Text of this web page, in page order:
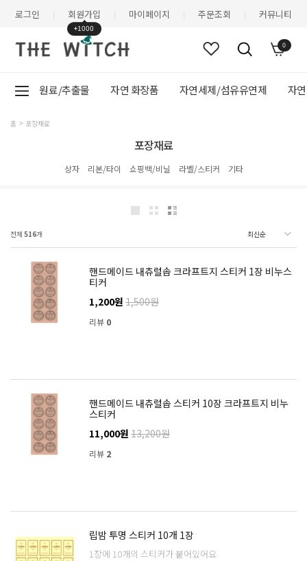
로그인 회원가입
+1000
마이페이지 주문조회 커뮤니티
0
원료/추출물 자연 화장품 자연세제/섬유유연제 자
홈 포장재료
포장재료
상자 리본/타이 쇼핑백/비닐 라벨/스티커 기타
전체 516개
핸드메이드 내츄럴솝 크라프트지 스티커 1장 비누스
티커
1,200원 1,500원
리뷰 0
핸드메이드 내츄럴솝 스티커 10장 크라프트지 비누
스티커
11,000원 13,200원
리뷰 2
립밤 투명 스티커 10개 1장
1장에 10개의 스티커가 붙어있어요.